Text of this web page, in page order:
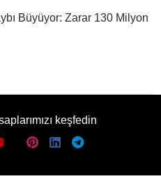
Büyüyor: Zarar 130 Milyon
keşfedin